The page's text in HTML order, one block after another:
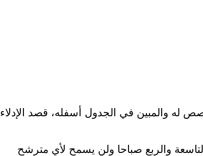
له والمبين في الجدول أسفله، قصد الإدلاء
والربع صباحا ولن يسمح لأي مترشح